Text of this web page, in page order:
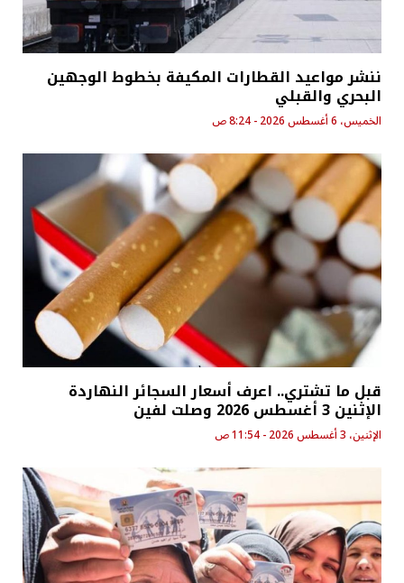
ننشر مواعيد القطارات المكيفة بخطوط الوجهين
البحري والقبلي
الخميس، 6 أغسطس 2026 - 8:24 ص
قبل ما تشتري.. اعرف أسعار السجائر النهاردة
الإثنين 3 أغسطس 2026 وصلت لفين
الإثنين، 3 أغسطس 2026 - 11:54 ص